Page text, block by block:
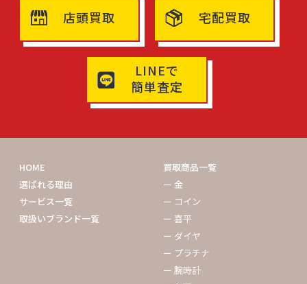
店頭買取 宅配買取
LINEで
簡単査定
HOME
選ばれる理由
サービス一覧
取扱いブランド一覧
買取商品一覧
ー 金
ー コイン
ー 喜平
ー ダイヤ
ー プラチナ
ー 腕時計